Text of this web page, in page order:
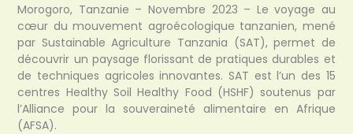
Morogoro, Tanzanie – Novembre 2023 – Le voyage au
cœur du mouvement agroécologique tanzanien, mené
par Sustainable Agriculture Tanzania (SAT), permet de
découvrir un paysage florissant de pratiques durables et
de techniques agricoles innovantes. SAT est l’un des 15
centres Healthy Soil Healthy Food (HSHF) soutenus par
l’Alliance pour la souveraineté alimentaire en Afrique
(AFSA).